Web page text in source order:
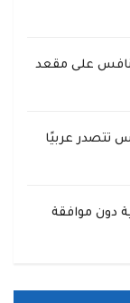
على مقعد
تتصدر عربيًا
دون موافقة